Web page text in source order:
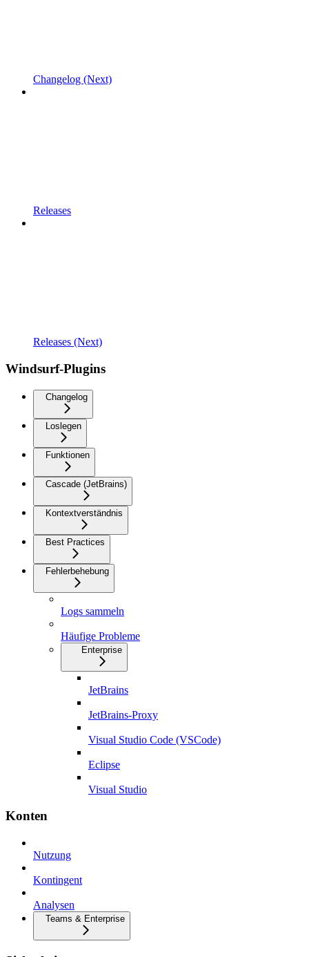
Changelog (Next)
Releases
Releases (Next)
Windsurf-Plugins
Changelog
Loslegen
Funktionen
Cascade (JetBrains)
Kontextverständnis
Best Practices
Fehlerbehebung
Logs sammeln
Häufige Probleme
Enterprise
JetBrains
JetBrains-Proxy
Visual Studio Code (VSCode)
Eclipse
Visual Studio
Konten
Nutzung
Kontingent
Analysen
Teams & Enterprise